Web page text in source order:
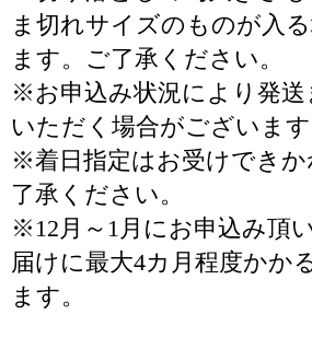
ま切れサイズのものが入
ます。ご了承ください。
※お申込み状況により発送
いただく場合がございます
※着日指定はお受けでき
了承ください。
※12月～1月にお申込み頂
届けに最大4カ月程度かか
ます。